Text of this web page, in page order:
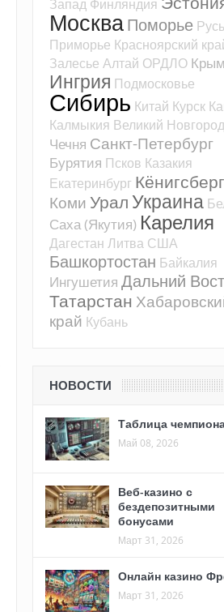
Запад Финляндия
МоскваПоморье Русь
Приморье Красноярский
Залесье Алтай ОРДЛО Крым
Ингрия Подмосковье
Сибирь Китай Курск
Калмыкия Великий Новгород
Чечня Санкт-Петербург
Бурятия Псков Казакия
Екатеринбург Кёнигсберг
Коми Урал Украина
Саха (Якутия) Карелия
Дагестан Литва США
Башкортостан Байкалия
Ингушетия Дальний
Татарстан
край Кубань
НОВОСТИ
Таблица
Май 08, 2026
Веб-казино с
бездепозитными
бонусами
Март 31, 2026
Онлайн казино
Март 31, 2026